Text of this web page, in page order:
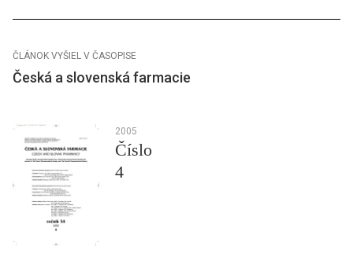
ČLÁNOK VYŠIEL V ČASOPISE
Česká a slovenská farmacie
2005
Číslo
4